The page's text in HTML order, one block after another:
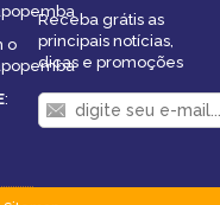
o
:
Receba grátis as
principais notícias,
dicas e promoções